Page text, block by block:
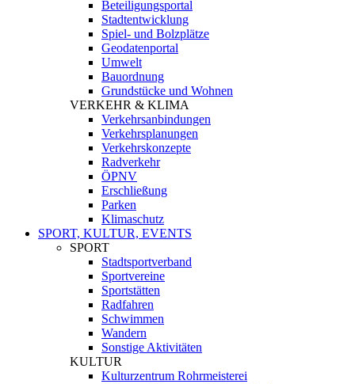
Beteiligungsportal
Stadtentwicklung
Spiel- und Bolzplätze
Geodatenportal
Umwelt
Bauordnung
Grundstücke und Wohnen
VERKEHR & KLIMA
Verkehrsanbindungen
Verkehrsplanungen
Verkehrskonzepte
Radverkehr
ÖPNV
Erschließung
Parken
Klimaschutz
SPORT, KULTUR, EVENTS
SPORT
Stadtsportverband
Sportvereine
Sportstätten
Radfahren
Schwimmen
Wandern
Sonstige Aktivitäten
KULTUR
Kulturzentrum Rohrmeisterei